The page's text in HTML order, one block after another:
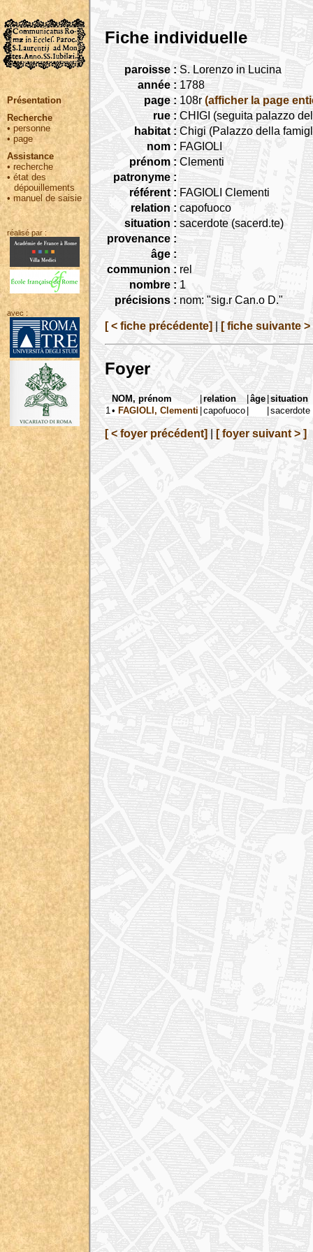
Présentation
Recherche
• personne
•page
Assistance
• recherche
•état des
dépouillements
•manuel de saisie
réalisé par :
avec :
Fiche individuelle
paroisse : S. Lorenzo in Lucina
année : 1788
page : 108r (afficher la page
rue : CHIGI (seguita palazzo
habitat : Chigi (Palazzo della
nom : FAGIOLI
prénom : Clementi
patronyme :
référent : FAGIOLI Clementi
relation : capofuoco
situation : sacerdote (sacerd.te)
provenance :
âge :
communion : rel
nombre : 1
précisions : nom: "sig.r Can.o D."
[ < fiche précédente] [ fiche suivante >
Foyer
NOM, prénom |relation |âge |situation
1 • FAGIOLI, Clementi |capofuoco | |sacerdote
[ < foyer précédent] [ foyer suivant > ]